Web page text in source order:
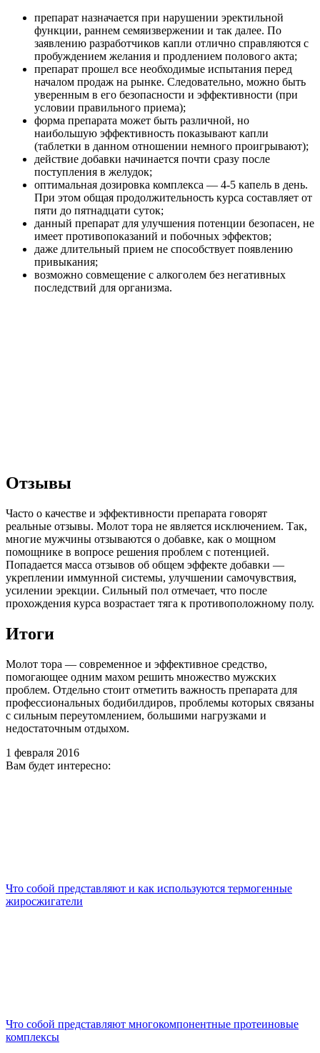
препарат назначается при нарушении эректильной
функции, раннем семяизвержении и так далее. По
заявлению разработчиков капли отлично справляются с
пробуждением желания и продлением полового акта;
препарат прошел все необходимые испытания перед
началом продаж на рынке. Следовательно, можно быть
уверенным в его безопасности и эффективности (при
условии правильного приема);
форма препарата может быть различной, но
наибольшую эффективность показывают капли
(таблетки в данном отношении немного проигрывают);
действие добавки начинается почти сразу после
поступления в желудок;
оптимальная дозировка комплекса — 4-5 капель в день.
При этом общая продолжительность курса составляет от
пяти до пятнадцати суток;
данный препарат для улучшения потенции безопасен, не
имеет противопоказаний и побочных эффектов;
даже длительный прием не способствует появлению
привыкания;
возможно совмещение с алкоголем без негативных
последствий для организма.
Отзывы
Часто о качестве и эффективности препарата говорят
реальные отзывы. Молот тора не является исключением. Так,
многие мужчины отзываются о добавке, как о мощном
помощнике в вопросе решения проблем с потенцией.
Попадается масса отзывов об общем эффекте добавки —
укреплении иммунной системы, улучшении самочувствия,
усилении эрекции. Сильный пол отмечает, что после
прохождения курса возрастает тяга к противоположному полу.
Итоги
Молот тора — современное и эффективное средство,
помогающее одним махом решить множество мужских
проблем. Отдельно стоит отметить важность препарата для
профессиональных бодибилдиров, проблемы которых связаны
с сильным переутомлением, большими нагрузками и
недостаточным отдыхом.
1 февраля 2016
Вам будет интересно:
Что собой представляют и как используются термогенные
жиросжигатели
Что собой представляют многокомпонентные протеиновые
комплексы